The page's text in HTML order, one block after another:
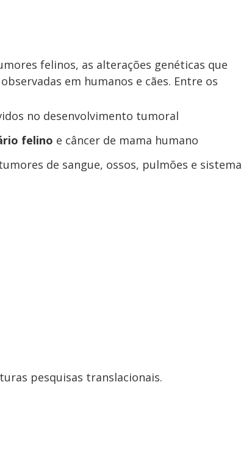
felinos, as alterações genéticas que
em humanos e cães. Entre os
no desenvolvimento tumoral
felino e câncer de mama humano
de sangue, ossos, pulmões e sistema
pesquisas translacionais.